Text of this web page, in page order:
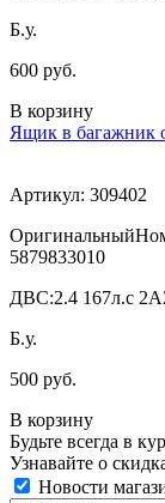
Б.у.
600 руб.
В корзину
Ящик в багажник
Артикул: 309402
5879833010
ДВС:2.4 167л.с
Б.у.
500 руб.
В корзину
Будьте всегда в
Узнавайте о
Новости